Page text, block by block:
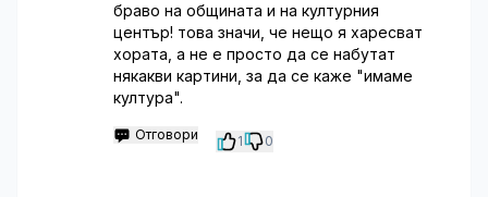
браво на общината и на културния
център! това значи, че нещо я харесват
хората, а не е просто да се набутат
някакви картини, за да се каже "имаме
култура".
Отговори 1 0